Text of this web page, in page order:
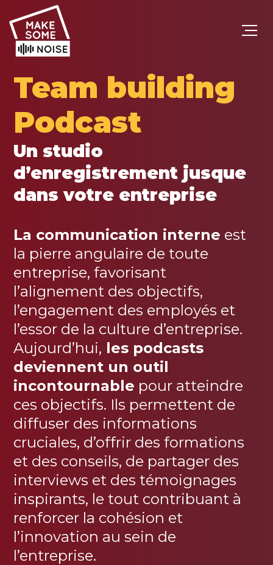
Team building
Podcast
Un studio
d’enregistrement jusque
dans votre entreprise
La communication interne est
la pierre angulaire de toute
entreprise, favorisant
l’alignement des objectifs,
l’engagement des employés et
l’essor de la culture d’entreprise.
Aujourd’hui, les podcasts
deviennent un outil
incontournable pour atteindre
ces objectifs. Ils permettent de
diffuser des informations
cruciales, d’offrir des formations
et des conseils, de partager des
interviews et des témoignages
inspirants, le tout contribuant à
renforcer la cohésion et
l’innovation au sein de
l’entreprise.